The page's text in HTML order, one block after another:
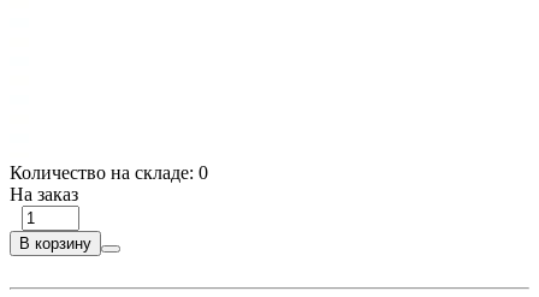
Количество на складе: 0
На заказ
В корзину